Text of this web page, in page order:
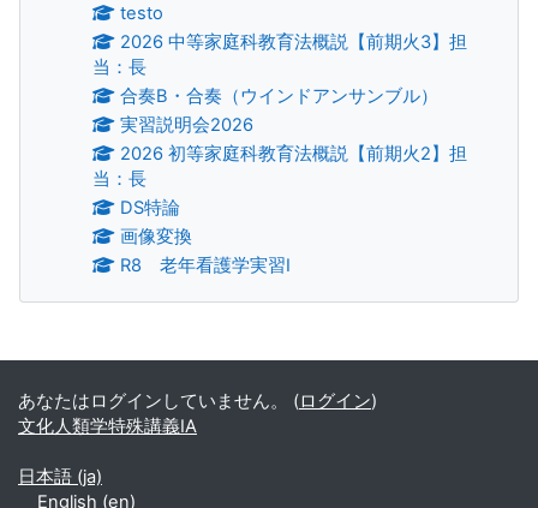
testo
2026 中等家庭科教育法概説【前期火3】担
当：長
合奏B・合奏（ウインドアンサンブル）
実習説明会2026
2026 初等家庭科教育法概説【前期火2】担
当：長
DS特論
画像変換
R8 老年看護学実習Ⅰ
補助ブロック
あなたはログインしていません。 (ログイン)
文化人類学特殊講義IA
日本語 ‎(ja)‎
English ‎(en)‎